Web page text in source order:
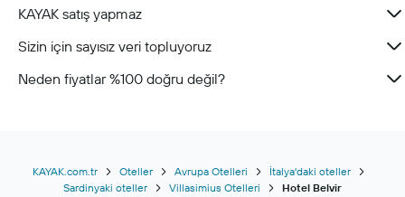
KAYAK satış yapmaz
Sizin için sayısız veri topluyoruz
Neden fiyatlar %100 doğru değil?
KAYAK.com.tr Oteller Avrupa Otelleri
İtalya'daki oteller
Sardinyaki oteller
Villasimius Otelleri Hotel Belvir